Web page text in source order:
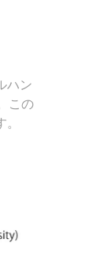
ハン
この